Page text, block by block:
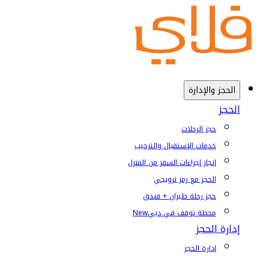
الحجز والإدارة
الحجز
حجز الرحلات
خدمات الإستقبال والترحيب
إنجاز إجراءات السفر من المنزل
الحجز مع رمز ترويجي
حجز رحلة طيران + فندق
محطة توقف في دبيNew
إدارة الحجز
إدارة الحجز